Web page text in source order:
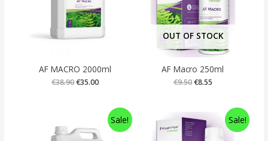
AF MACRO 2000ml
€38.90€35.00
OUT OF STOCK
AF Macro 250ml
€9.50€8.55
Sale! Sale!